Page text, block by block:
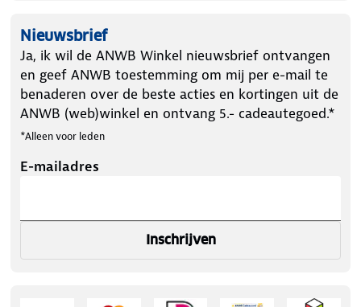
20 tot 38 mm. Vul met water of cement voor extra
stabiliteit.
Nieuwsbrief
Ja, ik wil de ANWB Winkel nieuwsbrief ontvangen
en geef ANWB toestemming om mij per e-mail te
benaderen over de beste acties en kortingen uit de
ANWB (web)winkel en ontvang 5.- cadeautegoed.*
*Alleen voor leden
E-mailadres
Inschrijven